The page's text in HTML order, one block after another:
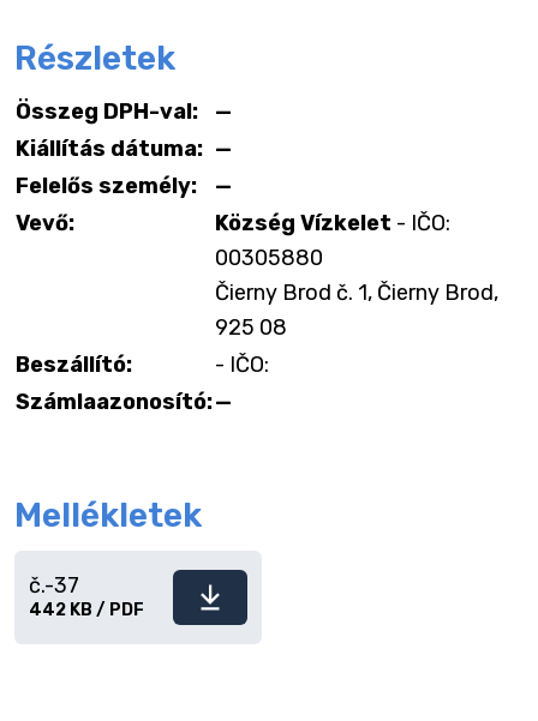
Részletek
Összeg DPH-val:
—
Kiállítás dátuma: —
Felelős személy:
—
Vevő:
Község Vízkelet - IČO:
00305880
Čierny Brod č. 1, Čierny Brod,
925 08
Beszállító:
- IČO:
Számlaazonosító:—
Mellékletek
Fájl
č.-37
442 KB / PDF